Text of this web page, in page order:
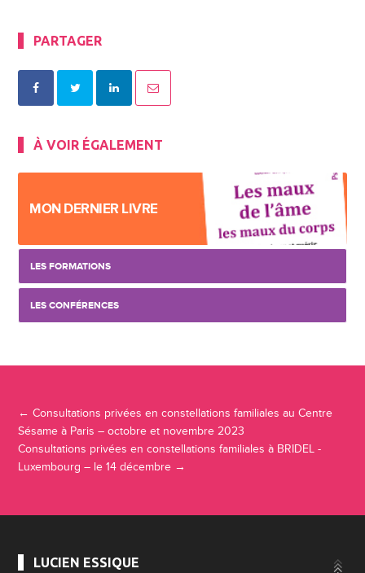
PARTAGER
À VOIR ÉGALEMENT
MON DERNIER LIVRE
LES FORMATIONS
LES CONFÉRENCES
← Consultations privées en constellations familiales au Centre
Sésame à Paris – octobre et novembre 2023
Consultations privées en constellations familiales à BRIDEL -
Luxembourg – le 14 décembre →
LUCIEN ESSIQUE